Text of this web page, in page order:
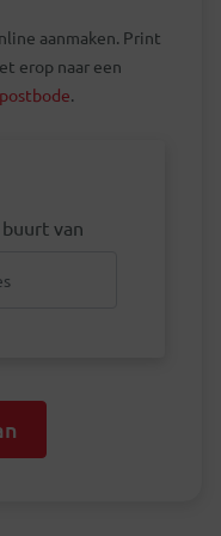
aanmaken. Print
erop naar een
.
van